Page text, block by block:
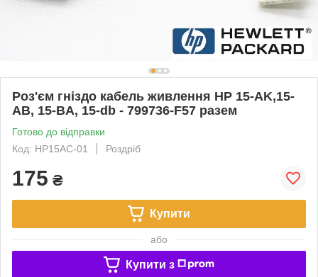
Роз'єм гніздо кабель живлення HP 15-AK,15-
AB, 15-BA, 15-db - 799736-F57 разем
Готово до відправки
Код: HP15AC-01
Роздріб
175 ₴
Купити
або
Купити з